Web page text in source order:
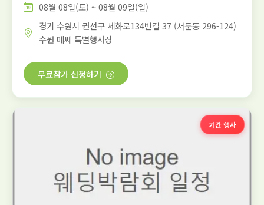
08월 08일(토) ~ 08월 09일(일)
경기 수원시 권선구 세화로134번길 37 (서둔동 296-124)
수원 메쎄 특별행사장
무료참가 신청하기
기간 행사